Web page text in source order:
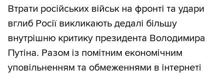
Втрати російських військ на фронті та удари
вглиб Росії викликають дедалі більшу
внутрішню критику президента Володимира
Путіна. Разом із помітним економічним
уповільненням та обмеженнями в інтернеті